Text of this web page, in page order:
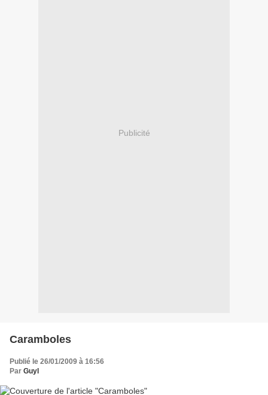
Publicité
Caramboles
Publié le 26/01/2009 à 16:56
Par Guyl